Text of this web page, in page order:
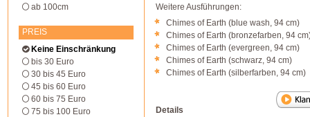
ab 100cm
PREIS
Keine Einschränkung
bis 30 Euro
30 bis 45 Euro
45 bis 60 Euro
60 bis 75 Euro
75 bis 100 Euro
Weitere Ausführungen:
Chimes of Earth (blue wash, 94 cm)
Chimes of Earth (bronzefarben, 94
Chimes of Earth (evergreen, 94 cm)
Chimes of Earth (schwarz, 94 cm)
Chimes of Earth (silberfarben, 94 cm)
Details